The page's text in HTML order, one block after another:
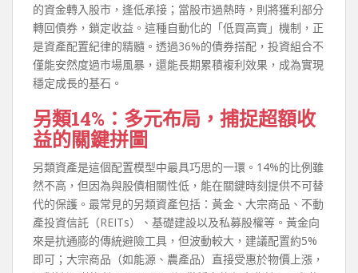
的資金轉入股市，逢低承接；當股市過熱時，則將獲利部分
轉回債券，鎖定收益。這種自動化的「低買高賣」機制，正
是資產配置紀律的精髓。透過36%的債券搭配，投資組合不
僅能安然度過市場風暴，還能長期累積複利效果，成為實現
穩定成長的基石。
另類14%：多元布局，捕捉超額收
益的關鍵拼圖
另類資產是這個配置模型中最具巧思的一環。14%的比例雖
然不高，但因為與股債相關性低，能在關鍵時刻提供不可替
代的保護。最常見的另類資產包括：黃金、大宗商品、不動
產投資信託（REITs）、基礎建設以及私募股權等。黃金向
來是抗通膨的傳統避險工具，但波動較大，建議配置約5%
即可；大宗商品（如能源、農產品）直接受惠於物價上漲，